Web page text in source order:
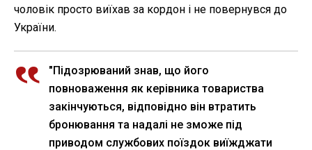
чоловік просто виїхав за кордон і не повернувся до
України.
"Підозрюваний знав, що його
повноваження як керівника товариства
закінчуються, відповідно він втратить
бронювання та надалі не зможе під
приводом службових поїздок виїжджати